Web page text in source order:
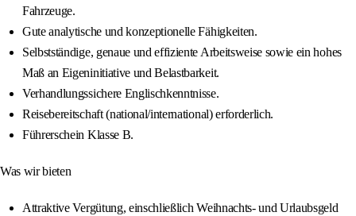
Fahrzeuge.
Gute analytische und konzeptionelle Fähigkeiten.
Selbstständige, genaue und effiziente Arbeitsweise sowie ein hohes
Maß an Eigeninitiative und Belastbarkeit.
Verhandlungssichere Englischkenntnisse.
Reisebereitschaft (national/international) erforderlich.
Führerschein Klasse B.
Was wir bieten
Attraktive Vergütung, einschließlich Weihnachts- und Urlaubsgeld